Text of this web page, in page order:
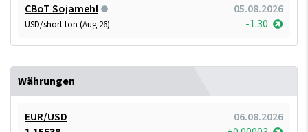
CBoT Sojamehl 05.08.2026
USD/short ton (Aug 26) -1.30
Währungen
EUR/USD
06.08.2026